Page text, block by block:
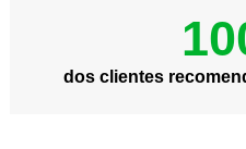
dos clientes